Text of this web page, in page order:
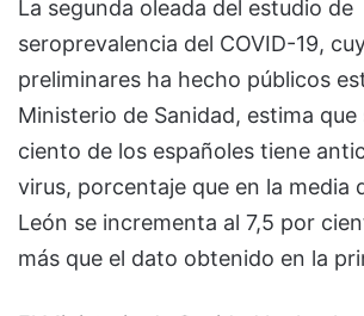
La segunda oleada del estudio de
seroprevalencia del COVID-19,
preliminares ha hecho públicos
Ministerio de Sanidad, estima
ciento de los españoles tiene
virus, porcentaje que en la media
León se incrementa al 7,5 por
más que el dato obtenido en la